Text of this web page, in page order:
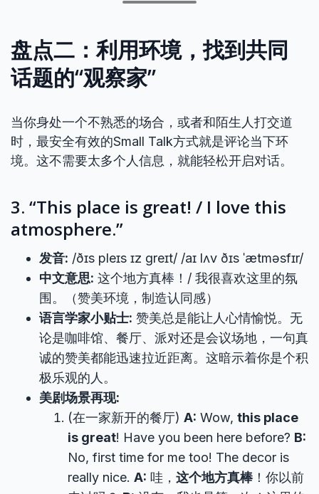
盘点二：利用环境，找到共同
话题的“观察家”
当你身处一个不熟悉的场合，或者和陌生人打交道
时，最安全有效的Small Talk方式就是评论当下环
境。这不需要太多个人信息，就能轻松开启对话。
3. “This place is great! / I love this
atmosphere.”
发音: /ðɪs pleɪs ɪz ɡreɪt/ /aɪ lʌv ðɪs ˈætməsfɪr/
中文意思: 这个地方真棒！/ 我很喜欢这里的氛
围。（赞美环境，制造认同感）
语言学家小贴士: 赞美总是能让人心情愉悦。无
论是咖啡馆、餐厅、派对还是会议场地，一句真
诚的赞美都能迅速拉近距离。这暗示着你是个积
极乐观的人。
美剧场景再现:
(在一家新开的餐厅) A: Wow, this place
is great! Have you been here before? B:
No, first time for me too! The decor is
really nice. A: 哇， 这个地方真棒！你以前